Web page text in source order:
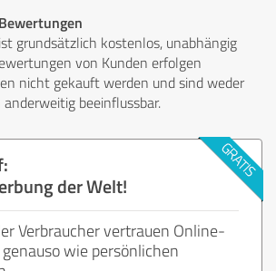
grundsätzlich kostenlos, unabhängig
von Kunden erfolgen
nicht gekauft werden und sind weder
beeinflussbar.
der Welt!
Verbraucher vertrauen Online-
wie persönlichen